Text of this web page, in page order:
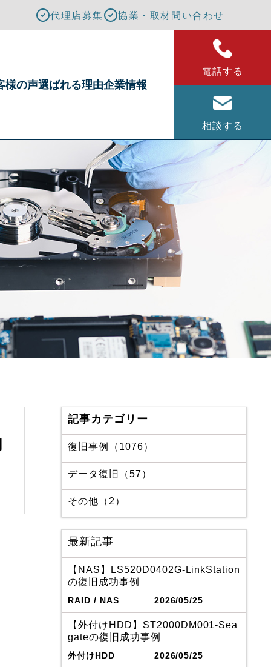
代理店募集 協業・取材問い合わせ
様の声選ばれる理由企業情報
電話する
相談する
記事カテゴリー
復旧事例（1076）
データ復旧（57）
その他（2）
最新記事
【NAS】LS520D0402G-LinkStation
の復旧成功事例
RAID / NAS 2026/05/25
【外付けHDD】ST2000DM001-Sea
gateの復旧成功事例
外付けHDD 2026/05/25